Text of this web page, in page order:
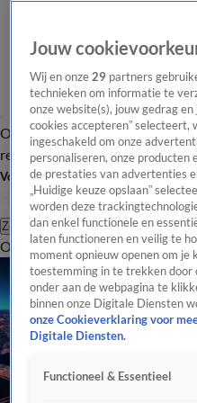
Overzicht Laatste nieuws
redactie
Volg Hart van Nederland
Zoeken
OverzichtRegioUitzendingen
Jouw
Wij en onze29 partners
technieken om informatie te
onze website(s), jouw gedrag
cookies accepteren”
ingeschakeld om onze
personaliseren, onze producten
de prestaties van advertenties
„Huidige keuze opslaan”
worden deze
dan enkel functionele en
laten functioneren en veilig te
moment opnieuw openen om je
toestemming in te trekken door
onder aan de webpagina te
binnen onze Digitale Diensten
onze Cookieverklaring voor
Digitale Diensten.
Functioneel & Essentieel